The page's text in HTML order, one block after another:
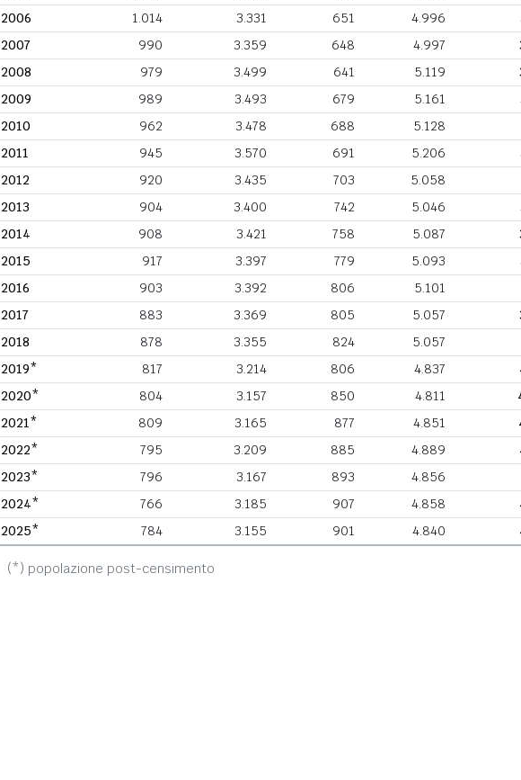
2006
1.014 3.331 651 4.996
2007
990 3.359 648 4.997
2008
979 3.499 641 5.119
2009
989 3.493 679 5.161
2010
962 3.478 688
5.128
2011
945 3.570 691 5.206
2012
920 3.435 703
5.058
2013
904 3.400 742 5.046
2014
908 3.421 758 5.087
2015
917 3.397 779 5.093
2016
903 3.392 806
5.101
2017
883 3.369 805 5.057
2018
878 3.355 824
5.057
2019*
817 3.214 806 4.837
2020*
804 3.157 850 4.811
2021*
809 3.165 877 4.851
2022*
795 3.209 885 4.889
2023*
796 3.167 893 4.856
2024*
766 3.185 907 4.858
2025*
784 3.155 901 4.840
(*) popolazione post-censimento